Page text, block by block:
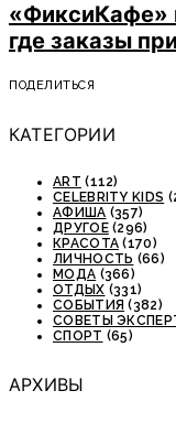
«ФиксиКафе»
где заказы
ПОДЕЛИТЬСЯ
КАТЕГОРИИ
ART (112)
CELEBRITY KIDS
АФИША (357)
ДРУГОЕ(296)
КРАСОТА (170)
ЛИЧНОСТЬ (66)
МОДА (366)
ОТДЫХ (331)
СОБЫТИЯ (382)
СОВЕТЫ
СПОРТ (65)
АРХИВЫ